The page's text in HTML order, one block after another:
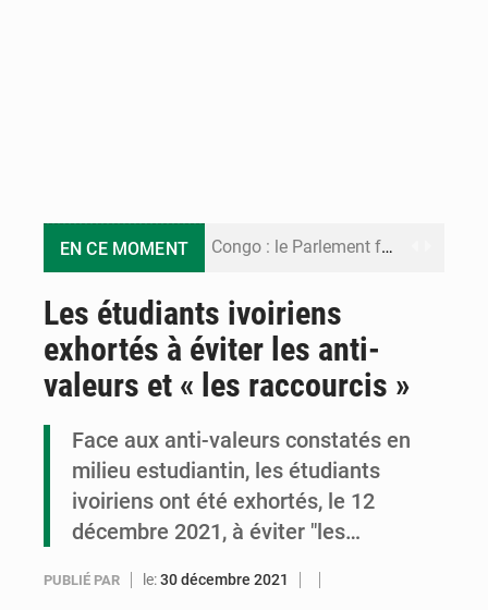
EN CE MOMENT Congo : le Parlement formule 28 recommandations sur le Cadre budgétaire 2027-2029
Congo-RDC : Brazzaville et Kinshasa renforcent leur coopération en faveur de la jeunesse
Le Congo se dote d’un programme national pour valoriser les produits forestiers non ligneux
Les étudiants ivoiriens
exhortés à éviter les anti-
valeurs et « les raccourcis »
Face aux anti-valeurs constatés en
milieu estudiantin, les étudiants
ivoiriens ont été exhortés, le 12
décembre 2021, à éviter "les…
PUBLIÉ PAR le:30 décembre 2021